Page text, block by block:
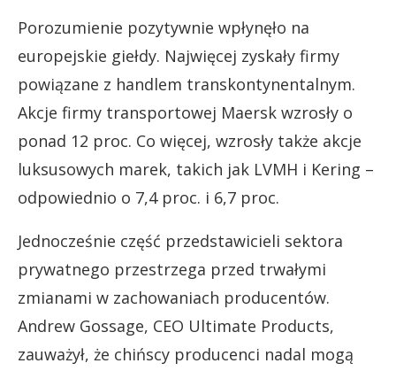
Porozumienie pozytywnie wpłynęło na
europejskie giełdy. Najwięcej zyskały firmy
powiązane z handlem transkontynentalnym.
Akcje firmy transportowej Maersk wzrosły o
ponad 12 proc. Co więcej, wzrosły także akcje
luksusowych marek, takich jak LVMH i Kering –
odpowiednio o 7,4 proc. i 6,7 proc.
Jednocześnie część przedstawicieli sektora
prywatnego przestrzega przed trwałymi
zmianami w zachowaniach producentów.
Andrew Gossage, CEO Ultimate Products,
zauważył, że chińscy producenci nadal mogą